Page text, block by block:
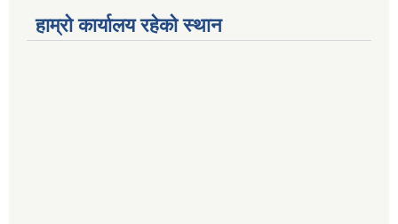
हाम्रो कार्यालय रहेको स्थान